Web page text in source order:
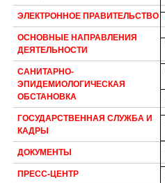
ЭЛЕКТРОННОЕ ПРАВИТЕЛЬСТВО
ОСНОВНЫЕ НАПРАВЛЕНИЯ
ДЕЯТЕЛЬНОСТИ
САНИТАРНО-
ЭПИДЕМИОЛОГИЧЕСКАЯ
ОБСТАНОВКА
ГОСУДАРСТВЕННАЯ СЛУЖБА И
КАДРЫ
ДОКУМЕНТЫ
ПРЕСС-ЦЕНТР